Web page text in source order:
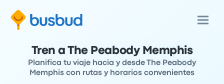
Tren a The Peabody Memphis
Planifica tu viaje hacia y desde The Peabody
Memphis con rutas y horarios convenientes